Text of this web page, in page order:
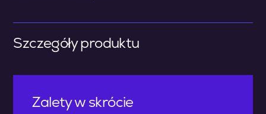
Szczegóły produktu
Zalety w skrócie